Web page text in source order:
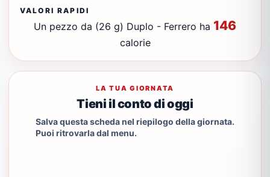
VALORI RAPIDI
Un pezzo da (26 g) Duplo - Ferrero ha 146
calorie
LA TUA GIORNATA
Tieni il conto di oggi
Salva questa scheda nel riepilogo della giornata.
Puoi ritrovarla dal menu.